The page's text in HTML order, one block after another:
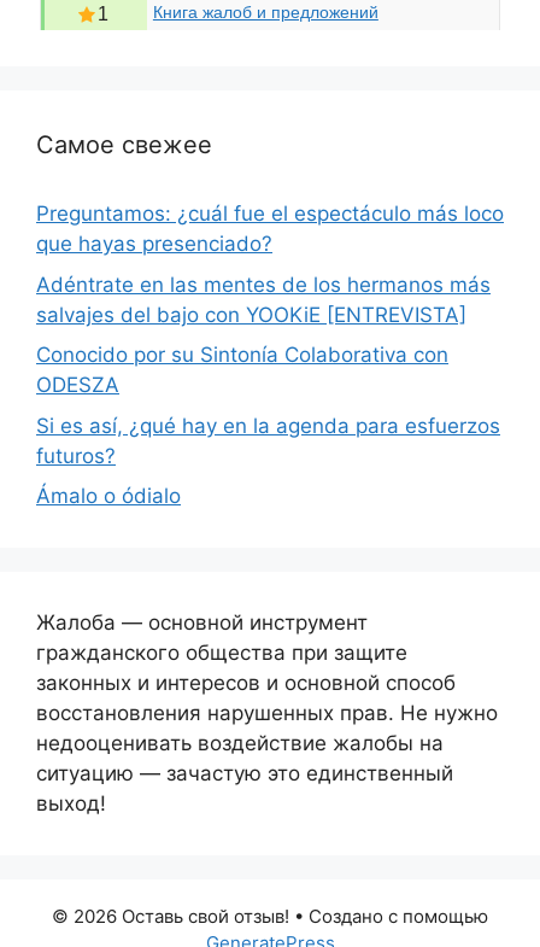
1 Книга жалоб и предложений
Самое свежее
Preguntamos: ¿cuál fue el espectáculo más loco
que hayas presenciado?
Adéntrate en las mentes de los hermanos más
salvajes del bajo con YOOKiE [ENTREVISTA]
Conocido por su Sintonía Colaborativa con
ODESZA
Si es así, ¿qué hay en la agenda para esfuerzos
futuros?
Ámalo o ódialo
Жалоба — основной инструмент
гражданского общества при защите
законных и интересов и основной способ
восстановления нарушенных прав. Не нужно
недооценивать воздействие жалобы на
ситуацию — зачастую это единственный
выход!
© 2026 Оставь свой отзыв! • Создано с помощью